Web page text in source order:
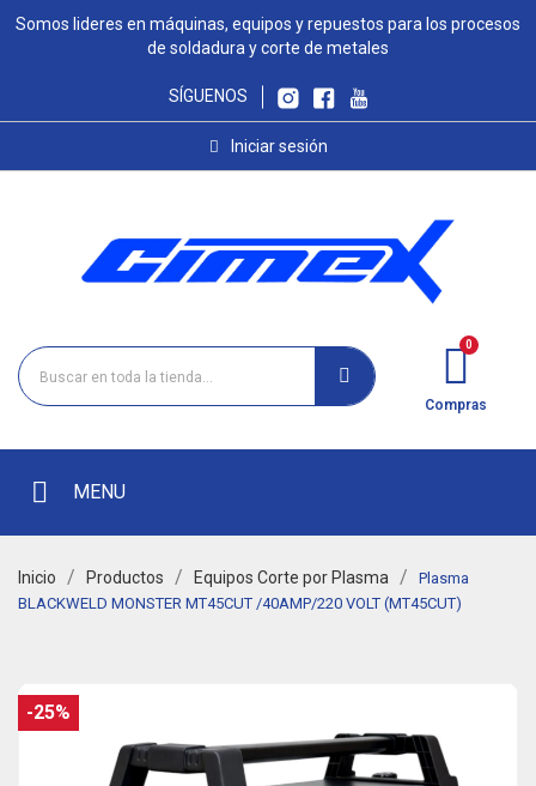
Somos lideres en máquinas, equipos y repuestos para los procesos
de soldadura y corte de metales
SÍGUENOS
Iniciar sesión
Compras
MENU
Inicio Productos Equipos Corte por Plasma
Plasma
BLACKWELD MONSTER MT45CUT /40AMP/220 VOLT (MT45CUT)
-25%